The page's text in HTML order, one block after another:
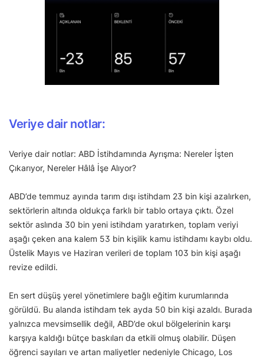
Veriye dair notlar:
Veriye dair notlar: ABD İstihdamında Ayrışma: Nereler İşten
Çıkarıyor, Nereler Hâlâ İşe Alıyor?
ABD’de temmuz ayında tarım dışı istihdam 23 bin kişi azalırken,
sektörlerin altında oldukça farklı bir tablo ortaya çıktı. Özel
sektör aslında 30 bin yeni istihdam yaratırken, toplam veriyi
aşağı çeken ana kalem 53 bin kişilik kamu istihdamı kaybı oldu.
Üstelik Mayıs ve Haziran verileri de toplam 103 bin kişi aşağı
revize edildi.
En sert düşüş yerel yönetimlere bağlı eğitim kurumlarında
görüldü. Bu alanda istihdam tek ayda 50 bin kişi azaldı. Burada
yalnızca mevsimsellik değil, ABD’de okul bölgelerinin karşı
karşıya kaldığı bütçe baskıları da etkili olmuş olabilir. Düşen
öğrenci sayıları ve artan maliyetler nedeniyle Chicago, Los